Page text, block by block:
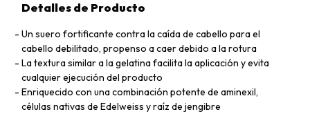
Detalles de Producto
Un suero fortificante contra la caída de cabello para el
cabello debilitado, propenso a caer debido a la rotura
La textura similar a la gelatina facilita la aplicación y evita
cualquier ejecución del producto
Enriquecido con una combinación potente de aminexil,
células nativas de Edelweiss y raíz de jengibre